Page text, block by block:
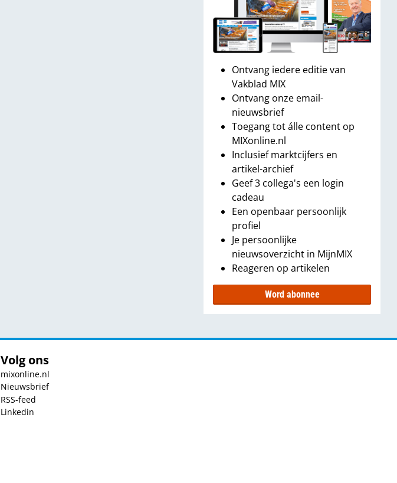
Ontvang iedere editie van
Vakblad MIX
Ontvang onze email-
nieuwsbrief
Toegang tot álle content op
MIXonline.nl
Inclusief marktcijfers en
artikel-archief
Geef 3 collega's een login
cadeau
Een openbaar persoonlijk
profiel
Je persoonlijke
nieuwsoverzicht in MijnMIX
Reageren op artikelen
Word abonnee
Volg ons
mixonline.nl
Nieuwsbrief
RSS-feed
Linkedin